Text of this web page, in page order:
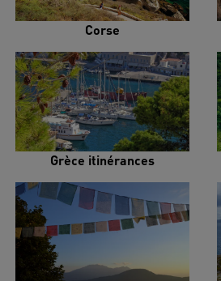
Corse
Grèce itinérances